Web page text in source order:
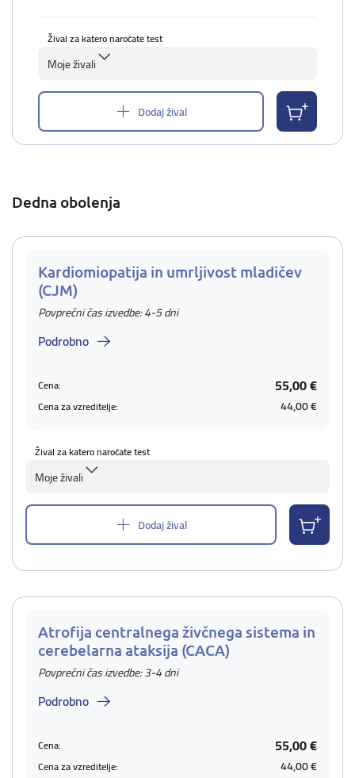
Žival za katero naročate test
Moje živali
Dodaj žival
Dedna obolenja
Kardiomiopatija in umrljivost mladičev
(CJM)
Povprečni čas izvedbe: 4-5 dni
Podrobno
Cena: 55,00 €
Cena za vzreditelje: 44,00 €
Žival za katero naročate test
Moje živali
Dodaj žival
Atrofija centralnega živčnega sistema in
cerebelarna ataksija (CACA)
Povprečni čas izvedbe: 3-4 dni
Podrobno
Cena: 55,00 €
Cena za vzreditelje: 44,00 €